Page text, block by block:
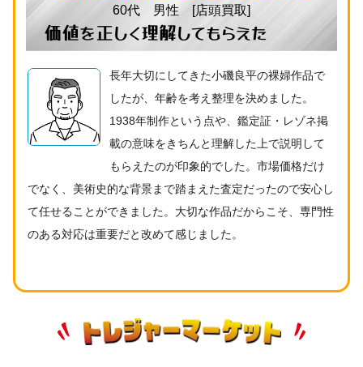
60代 男性 [店頭買取]
価値を正しく理解してもらえた
長年大切にしてきた小磯良平の裸婦作品で
したが、年齢を考え整理を決めました。
1938年制作という点や、鑑定証・レゾネ掲
載の意味をきちんと理解した上で説明して
もらえたのが印象的でした。市場価格だけ
でなく、美術史的な背景まで踏まえた査定だったので安心し
て任せることができました。大切な作品だからこそ、専門性
のある対応は重要だと改めて感じました。